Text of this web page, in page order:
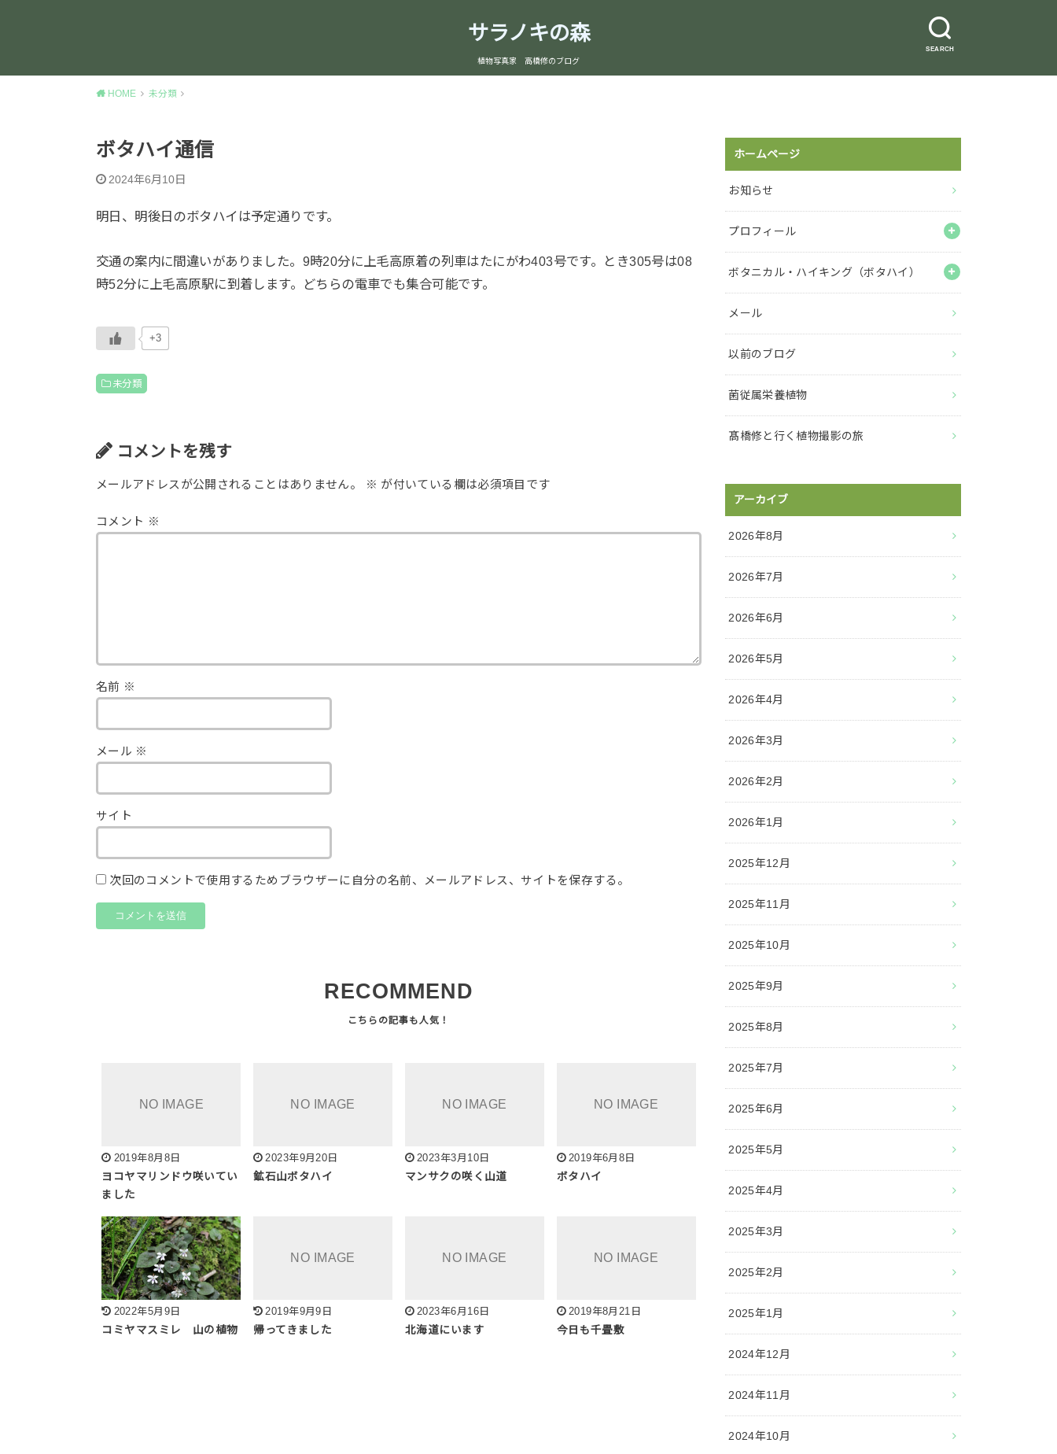
SEARCH
サラノキの森
植物写真家 高橋修のブログ
HOME 未分類
ボタハイ通信
2024年6月10日
明日、明後日のボタハイは予定通りです。
交通の案内に間違いがありました。9時20分に上毛高原着の列車はたにがわ403号です。とき305号は08
時52分に上毛高原駅に到着します。どちらの電車でも集合可能です。
+3
未分類
コメントを残す
メールアドレスが公開されることはありません。 ※ が付いている欄は必須項目です
コメント ※
名前 ※
メール ※
サイト
次回のコメントで使用するためブラウザーに自分の名前、メールアドレス、サイトを保存する。
RECOMMEND
2019年8月8日
ヨコヤマリンドウ咲いてい
ました
2023年9月20日
鉱石山ボタハイ
2023年3月10日
マンサクの咲く山道
2019年6月8日
ボタハイ
2022年5月9日
コミヤマスミレ 山の植物
2019年9月9日
帰ってきました
2023年6月16日
北海道にいます
2019年8月21日
今日も千畳敷
ホームページ
お知らせ
プロフィール
ボタニカル・ハイキング（ボタハイ）
メール
以前のブログ
菌従属栄養植物
髙橋修と行く植物撮影の旅
アーカイブ
2026年8月
2026年7月
2026年6月
2026年5月
2026年4月
2026年3月
2026年2月
2026年1月
2025年12月
2025年11月
2025年10月
2025年9月
2025年8月
2025年7月
2025年6月
2025年5月
2025年4月
2025年3月
2025年2月
2025年1月
2024年12月
2024年11月
2024年10月